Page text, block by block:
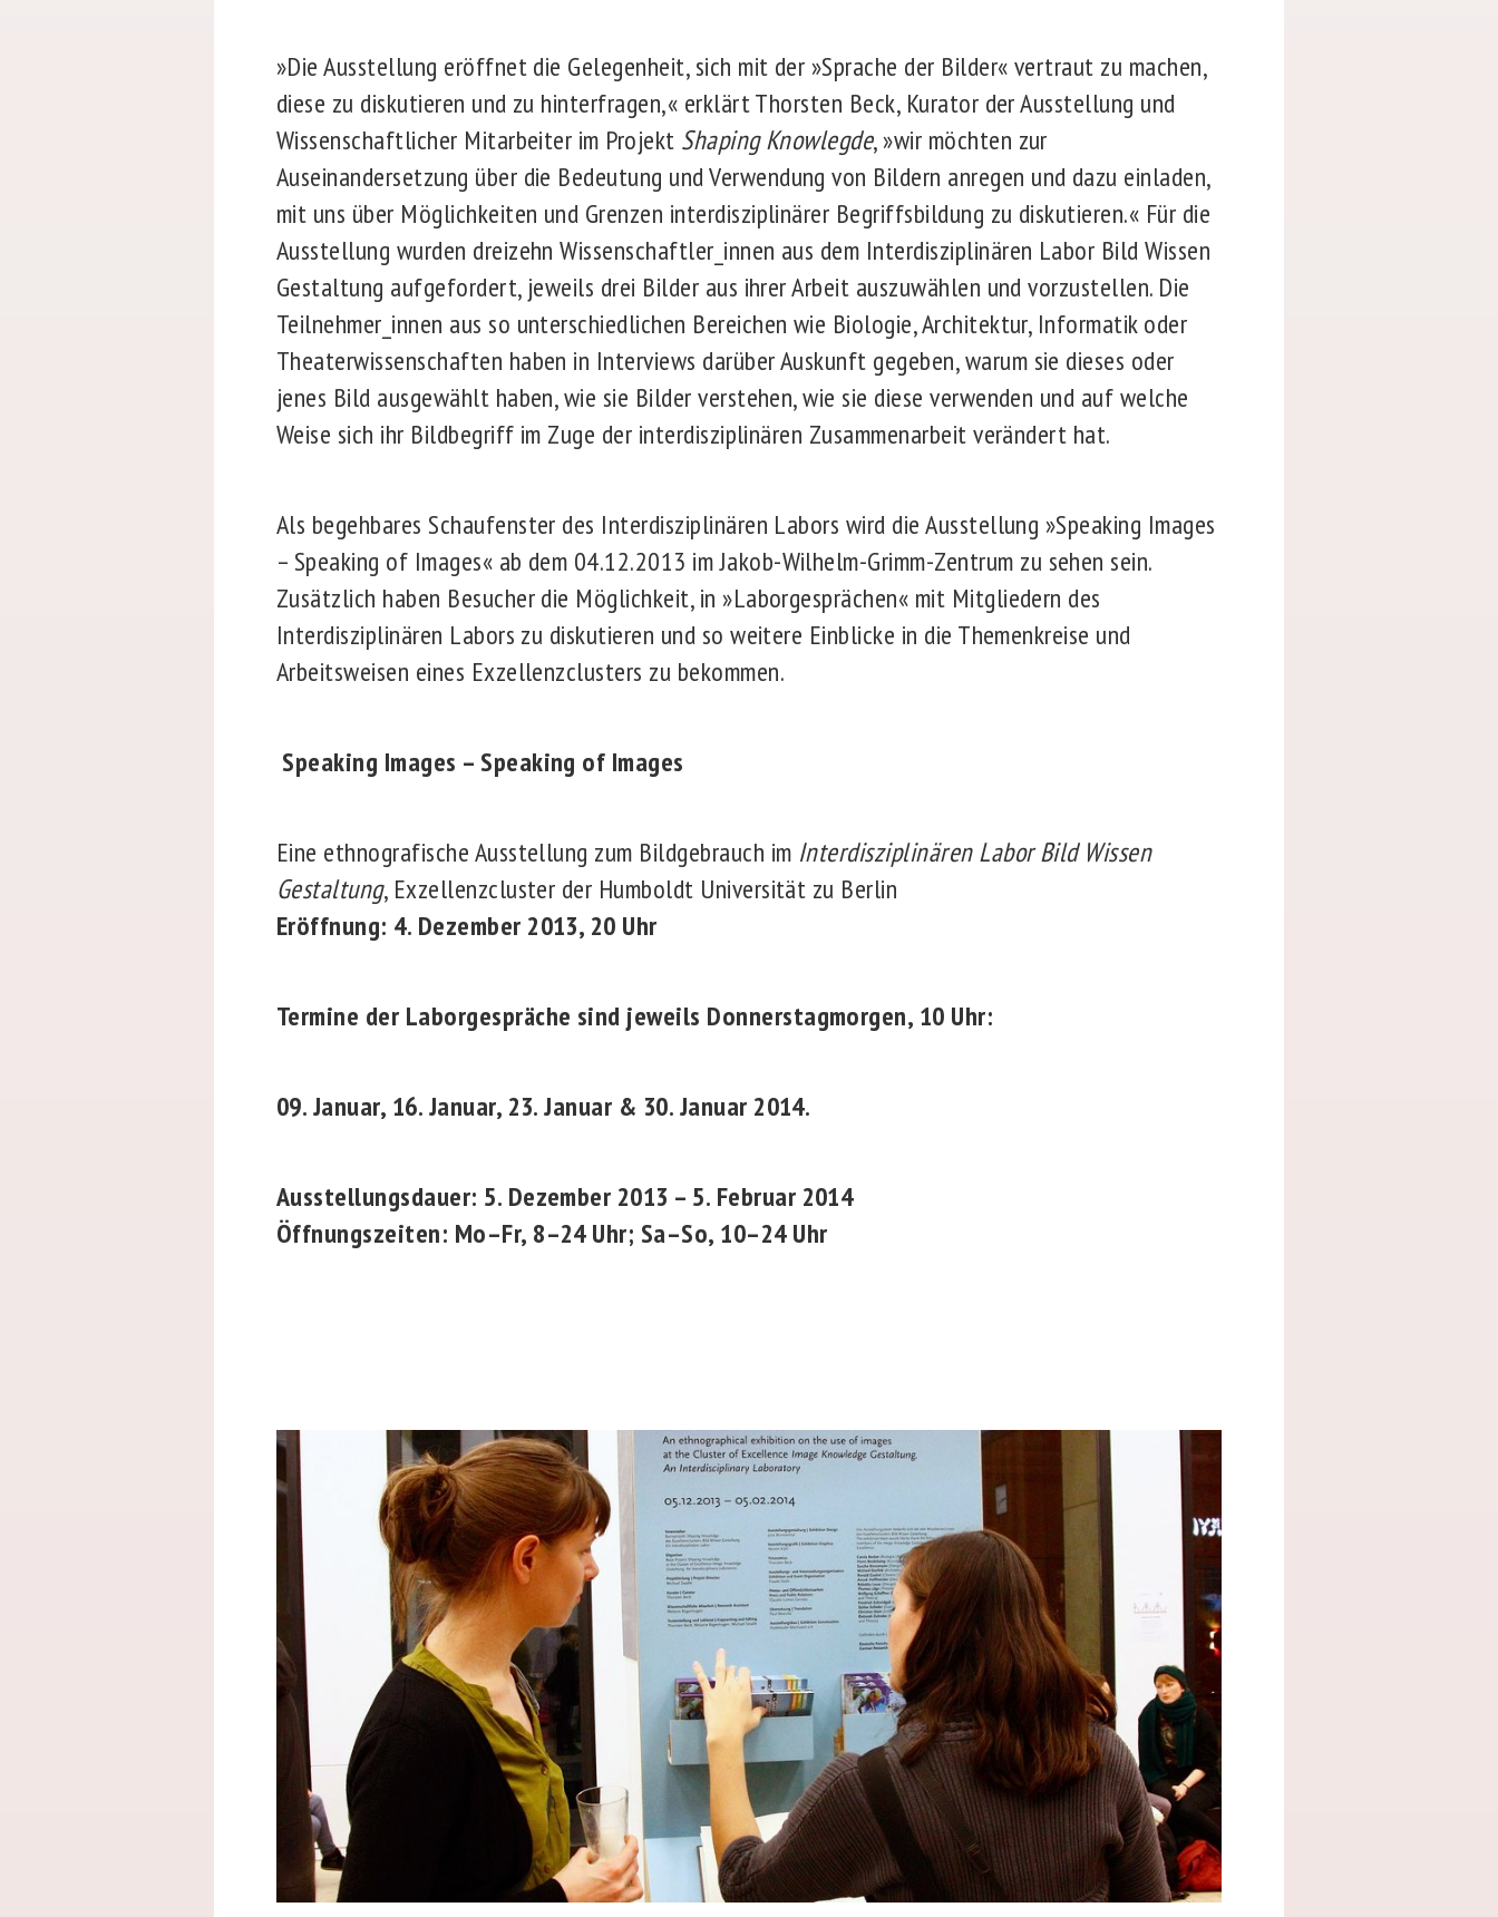
»Die Ausstellung eröffnet die Gelegenheit, sich mit der »Sprache der Bilder« vertraut zu machen,
diese zu diskutieren und zu hinterfragen,« erklärt Thorsten Beck, Kurator der Ausstellung und
Wissenschaftlicher Mitarbeiter im Projekt Shaping Knowlegde, »wir möchten zur
Auseinandersetzung über die Bedeutung und Verwendung von Bildern anregen und dazu einladen,
mit uns über Möglichkeiten und Grenzen interdisziplinärer Begriffsbildung zu diskutieren.« Für die
Ausstellung wurden dreizehn Wissenschaftler_innen aus dem Interdisziplinären Labor Bild Wissen
Gestaltung aufgefordert, jeweils drei Bilder aus ihrer Arbeit auszuwählen und vorzustellen. Die
Teilnehmer_innen aus so unterschiedlichen Bereichen wie Biologie, Architektur, Informatik oder
Theaterwissenschaften haben in Interviews darüber Auskunft gegeben, warum sie dieses oder
jenes Bild ausgewählt haben, wie sie Bilder verstehen, wie sie diese verwenden und auf welche
Weise sich ihr Bildbegriff im Zuge der interdisziplinären Zusammenarbeit verändert hat.
Als begehbares Schaufenster des Interdisziplinären Labors wird die Ausstellung »Speaking Images
– Speaking of Images« ab dem 04.12.2013 im Jakob-Wilhelm-Grimm-Zentrum zu sehen sein.
Zusätzlich haben Besucher die Möglichkeit, in »Laborgesprächen« mit Mitgliedern des
Interdisziplinären Labors zu diskutieren und so weitere Einblicke in die Themenkreise und
Arbeitsweisen eines Exzellenzclusters zu bekommen.
Speaking Images – Speaking of Images
Eine ethnografische Ausstellung zum Bildgebrauch im Interdisziplinären Labor Bild Wissen
Gestaltung, Exzellenzcluster der Humboldt Universität zu Berlin
Eröffnung: 4. Dezember 2013, 20 Uhr
Termine der Laborgespräche sind jeweils Donnerstagmorgen, 10 Uhr:
09. Januar, 16. Januar, 23. Januar & 30. Januar 2014.
Ausstellungsdauer: 5. Dezember 2013 – 5. Februar 2014
Öffnungszeiten: Mo–Fr, 8–24 Uhr; Sa–So, 10–24 Uhr